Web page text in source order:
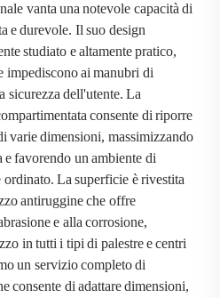
vanta una notevole capacità di
e durevole. Il suo design
studiato e altamente pratico,
impediscono ai manubri di
sicurezza dell'utente. La
consente di riporre
varie dimensioni, massimizzando
favorendo un ambiente di
La superficie è rivestita
antiruggine che offre
e alla corrosione,
in tutti i tipi di palestre e centri
un servizio completo di
consente di adattare dimensioni,